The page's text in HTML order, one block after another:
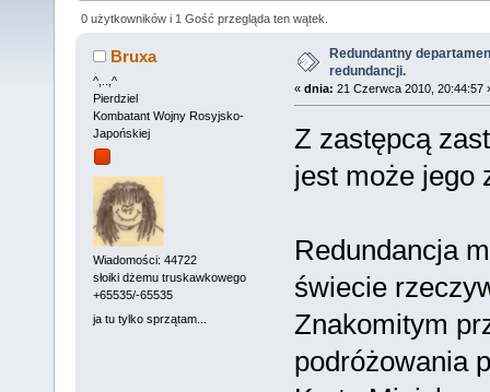
razy)
0 użytkowników i 1 Gość przegląda ten wątek.
Bruxa
^,..,^
Pierdziel
Kombatant Wojny Rosyjsko-
Japońskiej
Wiadomości: 44722
słoiki dżemu truskawkowego
+65535/-65535
ja tu tylko sprzątam...
Redundantny
redundancji.
« dnia: 21 Czerwca 2010, 20:44:57
Z zastępcą
jest może jego
Redundancja
świecie
Znakomitym
podróżowania